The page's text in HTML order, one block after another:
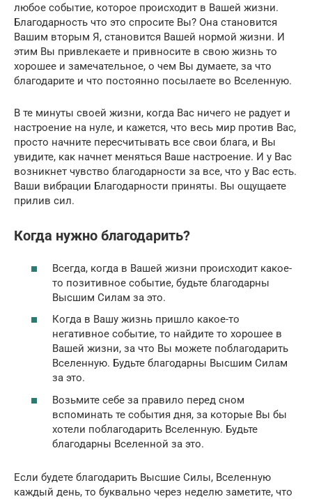
любое событие, которое происходит в Вашей жизни.
Благодарность что это спросите Вы? Она становится
Вашим вторым Я, становится Вашей нормой жизни. И
этим Вы привлекаете и привносите в свою жизнь то
хорошее и замечательное, о чем Вы думаете, за что
благодарите и что постоянно посылаете во Вселенную.
В те минуты своей жизни, когда Вас ничего не радует и
настроение на нуле, и кажется, что весь мир против Вас,
просто начните пересчитывать все свои блага, и Вы
увидите, как начнет меняться Ваше настроение. И у Вас
возникнет чувство благодарности за все, что у Вас есть.
Ваши вибрации Благодарности приняты. Вы ощущаете
прилив сил.
Когда нужно благодарить?
Всегда, когда в Вашей жизни происходит какое-
то позитивное событие, будьте благодарны
Высшим Силам за это.
Когда в Вашу жизнь пришло какое-то
негативное событие, то найдите то хорошее в
Вашей жизни, за что Вы можете поблагодарить
Вселенную. Будьте благодарны Высшим Силам
за это.
Возьмите себе за правило перед сном
вспоминать те события дня, за которые Вы бы
хотели поблагодарить Вселенную. Будьте
благодарны Вселенной за это.
Если будете благодарить Высшие Силы, Вселенную
каждый день, то буквально через неделю заметите, что